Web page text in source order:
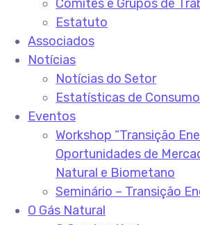
Comitês e Grupos de
Estatuto
Associados
Notícias
Notícias do Setor
Estatísticas de Consumo
Eventos
Workshop “Transição
Oportunidades de
Natural e Biometano
Seminário – Transição
O Gás Natural